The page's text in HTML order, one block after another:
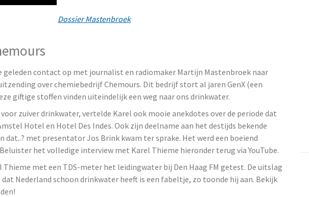
Dossier Mastenbroek
geleden contact op met journalist en radiomaker Martijn Mastenbroek naar
over chemiebedrijf Chemours. Dit bedrijf stort al jaren GenX (een
giftige stoffen vinden uiteindelijk een weg naar ons drinkwater.
zuiver drinkwater, vertelde Karel ook mooie anekdotes over de periode dat
Hotel en Hotel Des Indes. Ook zijn deelname aan het destijds bekende
dat..? met presentator Jos Brink kwam ter sprake. Het werd een boeiend
het volledige interview met Karel Thieme hieronder terug via YouTube.
Thieme met een TDS-meter het leidingwater bij Den Haag FM getest. De uitslag
Nederland schoon drinkwater heeft is een fabeltje, zo toonde hij aan. Bekijk